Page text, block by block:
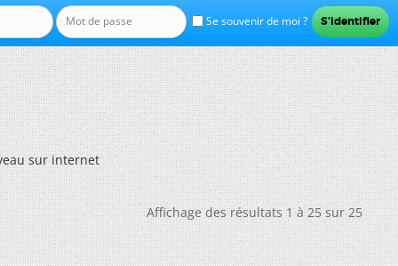
Se souvenir de moi ?
sur internet
Affichage des résultats 1 à 25 sur 25